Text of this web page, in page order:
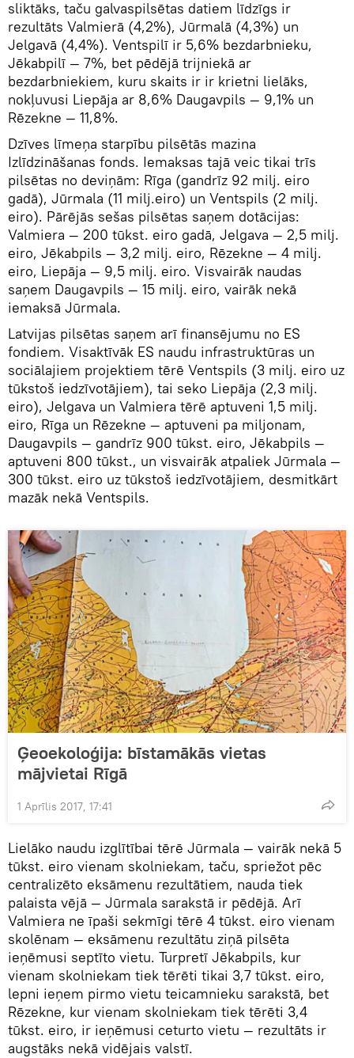
sliktāks, taču galvaspilsētas datiem līdzīgs ir
rezultāts Valmierā (4,2%), Jūrmalā (4,3%) un
Jelgavā (4,4%). Ventspilī ir 5,6% bezdarbnieku,
Jēkabpilī — 7%, bet pēdējā trijniekā ar
bezdarbniekiem, kuru skaits ir ir krietni lielāks,
nokļuvusi Liepāja ar 8,6% Daugavpils — 9,1% un
Rēzekne — 11,8%.
Dzīves līmeņa starpību pilsētās mazina
Izlīdzināšanas fonds. Iemaksas tajā veic tikai trīs
pilsētas no deviņām: Rīga (gandrīz 92 milj. eiro
gadā), Jūrmala (11 milj.eiro) un Ventspils (2 milj.
eiro). Pārējās sešas pilsētas saņem dotācijas:
Valmiera — 200 tūkst. eiro gadā, Jelgava — 2,5 milj.
eiro, Jēkabpils — 3,2 milj. eiro, Rēzekne — 4 milj.
eiro, Liepāja — 9,5 milj. eiro. Visvairāk naudas
saņem Daugavpils — 15 milj. eiro, vairāk nekā
iemaksā Jūrmala.
Latvijas pilsētas saņem arī finansējumu no ES
fondiem. Visaktīvāk ES naudu infrastruktūras un
sociālajiem projektiem tērē Ventspils (3 milj. eiro uz
tūkstoš iedzīvotājiem), tai seko Liepāja (2,3 milj.
eiro), Jelgava un Valmiera tērē aptuveni 1,5 milj.
eiro, Rīga un Rēzekne — aptuveni pa miljonam,
Daugavpils — gandrīz 900 tūkst. eiro, Jēkabpils —
aptuveni 800 tūkst., un visvairāk atpaliek Jūrmala —
300 tūkst. eiro uz tūkstoš iedzīvotājiem, desmitkārt
mazāk nekā Ventspils.
Ģeoekoloģija: bīstamākās vietas
mājvietai Rīgā
1 Aprīlis 2017, 17:41
Lielāko naudu izglītībai tērē Jūrmala — vairāk nekā 5
tūkst. eiro vienam skolniekam, taču, spriežot pēc
centralizēto eksāmenu rezultātiem, nauda tiek
palaista vējā — Jūrmala sarakstā ir pēdējā. Arī
Valmiera ne īpaši sekmīgi tērē 4 tūkst. eiro vienam
skolēnam — eksāmenu rezultātu ziņā pilsēta
ieņēmusi septīto vietu. Turpretī Jēkabpils, kur
vienam skolniekam tiek tērēti tikai 3,7 tūkst. eiro,
lepni ieņem pirmo vietu teicamnieku sarakstā, bet
Rēzekne, kur vienam skolniekam tiek tērēti 3,4
tūkst. eiro, ir ieņēmusi ceturto vietu — rezultāts ir
augstāks nekā vidējais valstī.